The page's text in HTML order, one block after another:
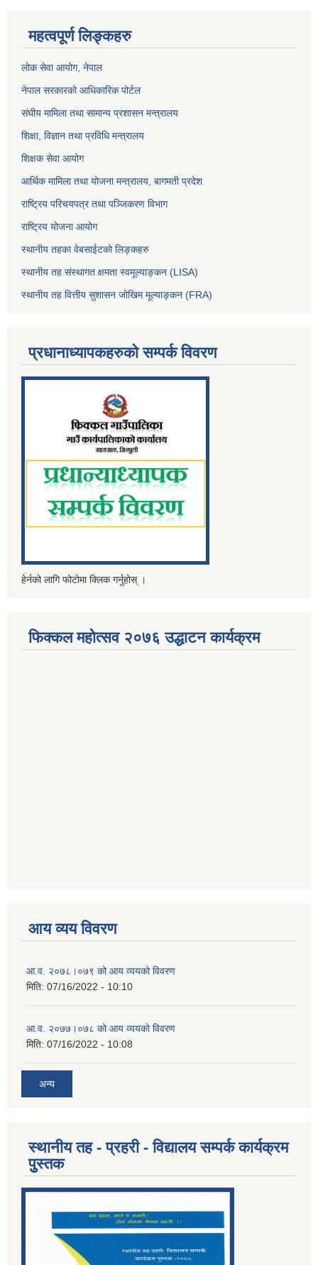
महत्वपूर्ण लिङ्कहरु
लोक सेवा आयोग, नेपाल
नेपाल सरकारको आधिकारिक पोर्टल
संघीय मामिला तथा सामान्य प्रशासन मन्त्रालय
शिक्षा, विज्ञान तथा प्रविधि मन्त्रालय
शिक्षक सेवा आयोग
आर्थिक मामिला तथा योजना मन्त्रालय, बागमती प्रदेश
राष्ट्रिय परिचयपत्र तथा पञ्जिकरण विभाग
राष्ट्रिय योजना आयोग
स्थानीय तहका वेबसाईटको लिङ्कहरु
स्थानीय तह संस्थागत क्षमता स्वमूल्याङ्कन (LISA)
स्थानीय तह वित्तीय सुशासन जोखिम मूल्याङ्कन (FRA)
प्रधानाध्यापकहरुको सम्पर्क विवरण
हेर्नको लागि फोटोमा क्लिक गर्नुहोस् ।
फिक्कल महोत्सव २०७६ उद्धाटन कार्यक्रम
आय व्यय विवरण
आ.व. २०७८।०७९ को आय व्ययको विवरण
मिति: 07/16/2022 - 10:10
आ.व. २०७७।०७८ को आय व्ययको विवरण
मिति: 07/16/2022 - 10:08
अन्य
स्थानीय तह - प्रहरी - विद्यालय सम्पर्क कार्यक्रम
पुुस्तक